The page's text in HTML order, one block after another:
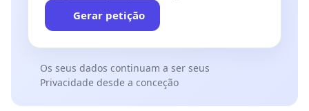
Gerar petição
Os seus dados continuam a ser seus
Privacidade desde a conceção